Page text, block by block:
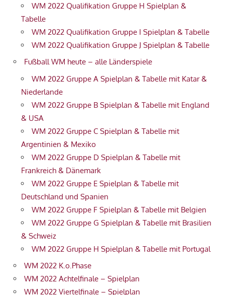
WM 2022 Qualifikation Gruppe H Spielplan &
Tabelle
WM 2022 Qualifikation Gruppe I Spielplan & Tabelle
WM 2022 Qualifikation Gruppe J Spielplan & Tabelle
Fußball WM heute – alle Länderspiele
WM 2022 Gruppe A Spielplan & Tabelle mit Katar &
Niederlande
WM 2022 Gruppe B Spielplan & Tabelle mit England
& USA
WM 2022 Gruppe C Spielplan & Tabelle mit
Argentinien & Mexiko
WM 2022 Gruppe D Spielplan & Tabelle mit
Frankreich & Dänemark
WM 2022 Gruppe E Spielplan & Tabelle mit
Deutschland und Spanien
WM 2022 Gruppe F Spielplan & Tabelle mit Belgien
WM 2022 Gruppe G Spielplan & Tabelle mit Brasilien
& Schweiz
WM 2022 Gruppe H Spielplan & Tabelle mit Portugal
WM 2022 K.o.Phase
WM 2022 Achtelfinale – Spielplan
WM 2022 Viertelfinale – Spielplan